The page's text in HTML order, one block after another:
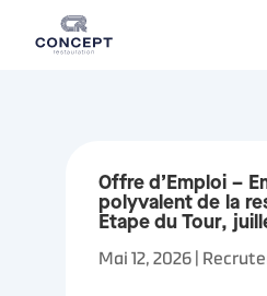
Offre d’Emploi –
polyvalent de la
Etape du Tour,
Mai 12, 2026|